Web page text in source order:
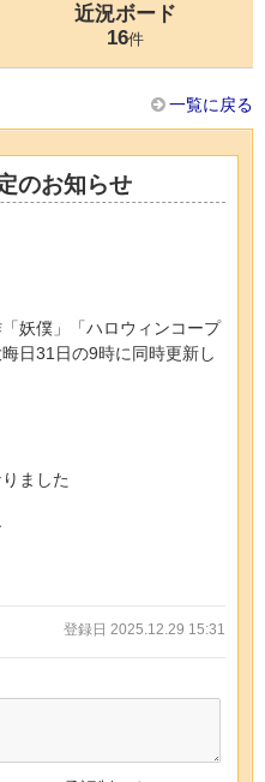
近況ボード
16件
一覧に戻る
のお知らせ
妖僕」「ハロウィンコープ
日31日の9時に同時更新し
ました
登録日 2025.12.29 15:31